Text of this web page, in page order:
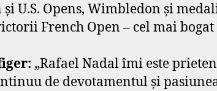
U.S. Opens, Wimbledon şi
French Open – cel mai
„Rafael Nadal îmi este
de devotamentul şi